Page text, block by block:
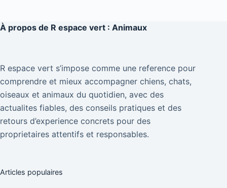
À propos de R espace vert : Animaux
R espace vert s’impose comme une reference pour
comprendre et mieux accompagner chiens, chats,
oiseaux et animaux du quotidien, avec des
actualites fiables, des conseils pratiques et des
retours d’experience concrets pour des
proprietaires attentifs et responsables.
Articles populaires